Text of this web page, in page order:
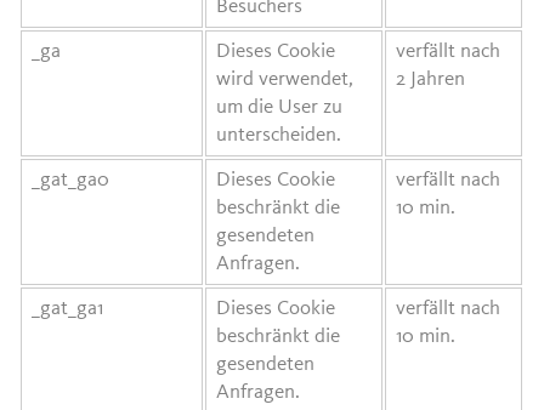
Besuchers
_ga
Dieses Cookie
wird verwendet,
um die User zu
unterscheiden.
verfällt nach
2 Jahren
_gat_ga0
Dieses Cookie
beschränkt die
gesendeten
Anfragen.
verfällt nach
10 min.
_gat_ga1
Dieses Cookie
beschränkt die
gesendeten
Anfragen.
verfällt nach
10 min.